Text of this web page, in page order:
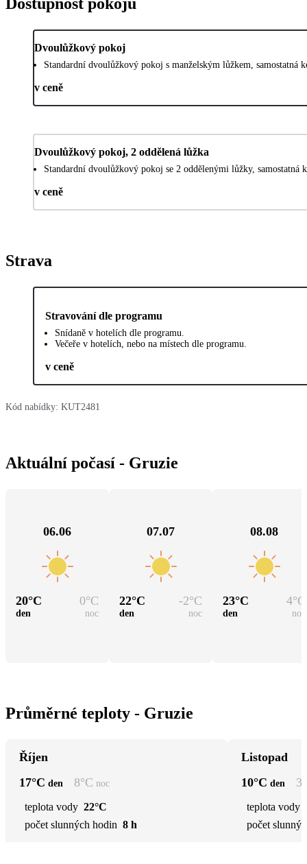
Dvoulůžkový pokoj
Standardní dvoulůžkový pokoj s manželským lůžkem, samostatná
v ceně
Dvoulůžkový pokoj, 2 oddělená lůžka
Standardní dvoulůžkový pokoj se 2 oddělenými lůžky, samostatná
v ceně
Strava
Stravování dle programu
Snídaně v hotelích dle programu.
Večeře v hotelích, nebo na místech dle programu.
v ceně
Kód nabídky: KUT2481
Aktuální počasí - Gruzie
06.06
20°C 0°C
den noc
07.07
22°C -2°C
den noc
08.08
23°C 4°C
den noc
Průměrné teploty - Gruzie
Říjen
17°C den 8°C noc
teplota vody 22°C
počet slunných hodin 8 h
Listopad
10°C den 3
teplota vody
počet